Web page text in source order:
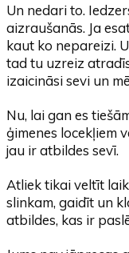
Un nedari to.
aizraušanās. Ja
kaut ko nepareizi.
tad tu uzreiz
izaicināsi sevi un
Nu, lai gan es
ģimenes locekļiem
jau ir atbildes sevī.
Atliek tikai veltīt
slinkam, gaidīt un
atbildes, kas ir